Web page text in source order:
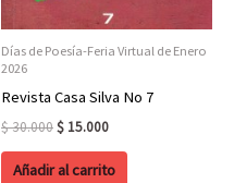
Días de Poesía-Feria Virtual de Enero
2026
Revista Casa Silva No 7
$30.000Original
was:
$ 15.000Current
is:
Añadir al carrito